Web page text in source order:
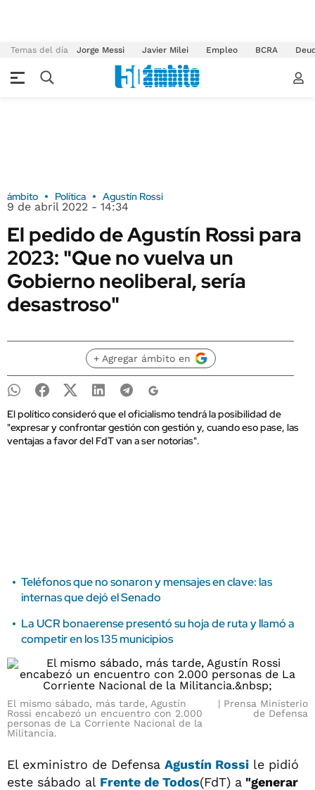
Temas del día Jorge Messi Javier Milei Empleo BCRA
ámbito Política Agustín Rossi
9 de abril 2022 - 14:34
El pedido de Agustín Rossi para
2023: "Que no vuelva un
Gobierno neoliberal, sería
desastroso"
+ Agregar ámbito en
El político consideró que el oficialismo tendrá la posibilidad de
"expresar y confrontar gestión con gestión y, cuando eso pase, las
ventajas a favor del FdT van a ser notorias".
Teléfonos que no sonaron y mensajes en clave: las
internas que dejó el Senado
La UCR bonaerense presentó su hoja de ruta y llamó a
competir en los 135 municipios
El mismo sábado, más tarde, Agustín
Rossi encabezó un encuentro con 2.000
personas de La Corriente Nacional de la
Militancia.
Prensa Ministerio
de Defensa
El exministro de Defensa Agustín Rossi le pidió
este sábado al Frente de Todos(FdT) a "generar